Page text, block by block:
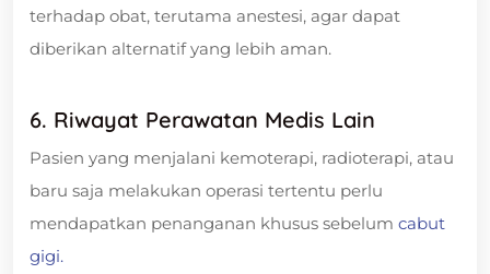
terhadap obat, terutama anestesi, agar dapat
diberikan alternatif yang lebih aman.
6. Riwayat Perawatan Medis Lain
Pasien yang menjalani kemoterapi, radioterapi, atau
baru saja melakukan operasi tertentu perlu
mendapatkan penanganan khusus sebelum cabut
gigi.